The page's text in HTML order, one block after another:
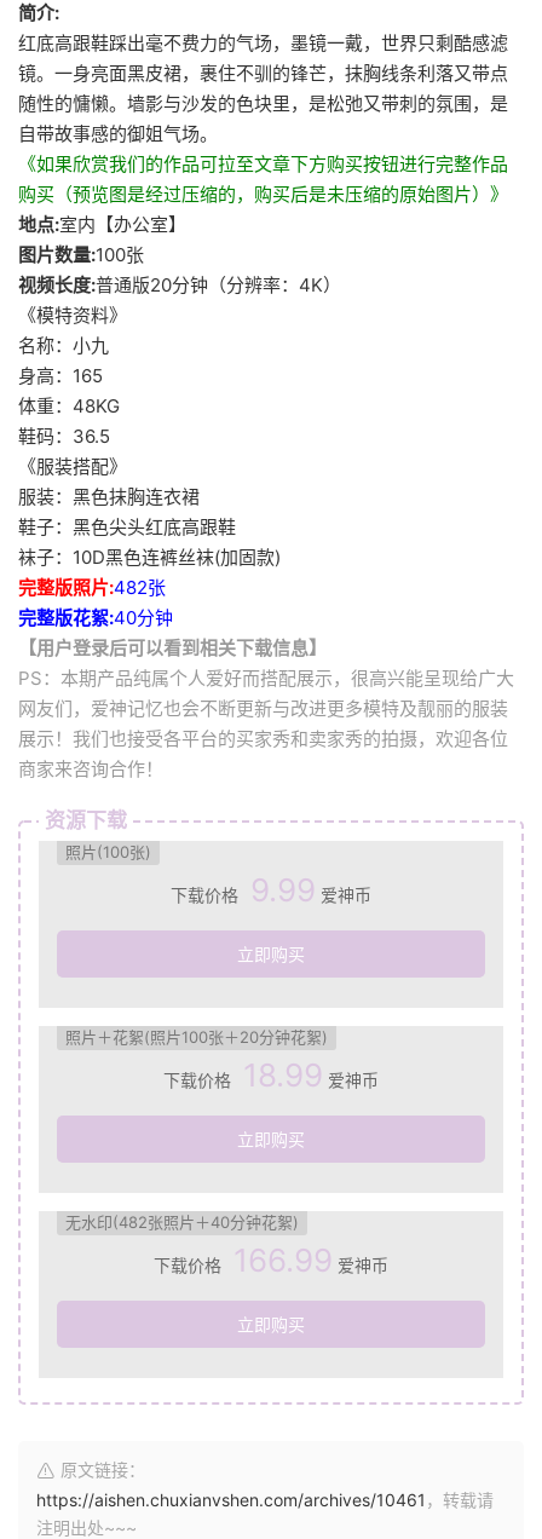
简介:
红底高跟鞋踩出毫不费力的气场，墨镜一戴，世界只剩酷感滤
镜。一身亮面黑皮裙，裹住不驯的锋芒，抹胸线条利落又带点
随性的慵懒。墙影与沙发的色块里，是松弛又带刺的氛围，是
自带故事感的御姐气场。
《如果欣赏我们的作品可拉至文章下方购买按钮进行完整作品
购买（预览图是经过压缩的，购买后是未压缩的原始图片）》
地点:室内【办公室】
图片数量:100张
视频长度:普通版20分钟（分辨率：4K）
《模特资料》
名称：小九
身高：165
体重：48KG
鞋码：36.5
《服装搭配》
服装：黑色抹胸连衣裙
鞋子：黑色尖头红底高跟鞋
袜子：10D黑色连裤丝袜(加固款)
完整版照片:482张
完整版花絮:40分钟
【用户登录后可以看到相关下载信息】
PS：本期产品纯属个人爱好而搭配展示，很高兴能呈现给广大
网友们，爱神记忆也会不断更新与改进更多模特及靓丽的服装
展示！我们也接受各平台的买家秀和卖家秀的拍摄，欢迎各位
商家来咨询合作！
资源下载
照片(100张)
下载价格 9.99 爱神币
立即购买
照片＋花絮(照片100张＋20分钟花絮)
下载价格 18.99 爱神币
立即购买
无水印(482张照片＋40分钟花絮)
下载价格 166.99 爱神币
立即购买
原文链接：
https://aishen.chuxianvshen.com/archives/10461 ，转载请
注明出处~~~